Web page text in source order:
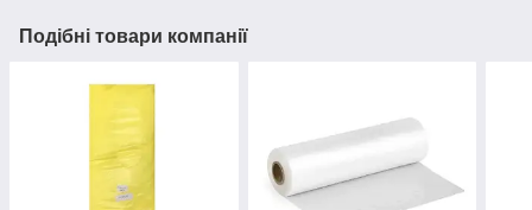
Подібні товари компанії